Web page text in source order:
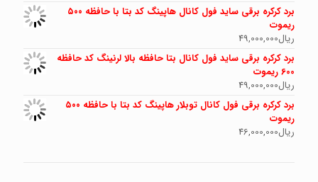
برد کرکره برقی ساید فول کانال هاپینگ کد بتا با حافظه ۵۰۰
ریموت
ریال49,000,000
برد کرکره برقی ساید فول کانال بتا حافظه بالا لرنینگ کد حافظه
600 ریموت
ریال49,000,000
برد کرکره برقی فول کانال توبلار هاپینگ کد بتا با حافظه ۵۰۰
ریموت
ریال46,000,000